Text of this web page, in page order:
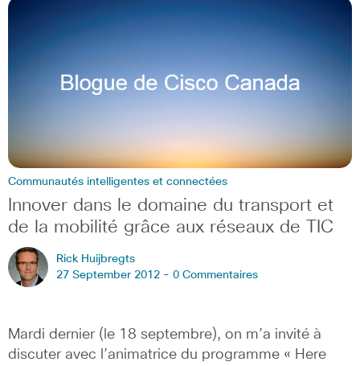
Communautés intelligentes et connectées
Innover dans le domaine du transport et
de la mobilité grâce aux réseaux de TIC
Rick Huijbregts
27 September 2012 - 0 Commentaires
Mardi dernier (le 18 septembre), on m’a invité à
discuter avec l’animatrice du programme « Here